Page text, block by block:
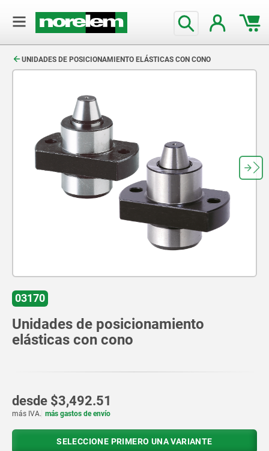
UNIDADES DE POSICIONAMIENTO ELÁSTICAS CON CONO
03170
Unidades de posicionamiento
elásticas con cono
desde $3,492.51
más IVA. más gastos de envío
SELECCIONE PRIMERO UNA VARIANTE